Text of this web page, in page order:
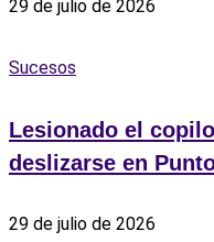
29 de julio de 2026
Sucesos
Lesionado el
deslizarse en
29 de julio de 2026